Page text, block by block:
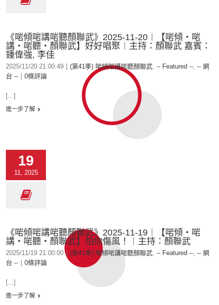
《啱傾啱講啱聽顏聯武》2025-11-20︱【啱傾‧啱
講‧啱聽‧顏聯武】好好唱聚︱主持：顏聯武 嘉賓：
鍾偉強, 李佳
2025/11/20 21:00:49 (第41季) 啱傾啱講啱聽顏聯武, -- Featured --, -- 網
台 --
0條評論
[...]
進一步了解
19
11, 2025
《啱傾啱講啱聽顏聯武》2025-11-19︱【啱傾‧啱
講‧啱聽‧顏聯武】怕你傷風！︱主持：顏聯武
2025/11/19 21:00:00 (第41季) 啱傾啱講啱聽顏聯武, -- Featured --, -- 網
台 --
0條評論
[...]
進一步了解